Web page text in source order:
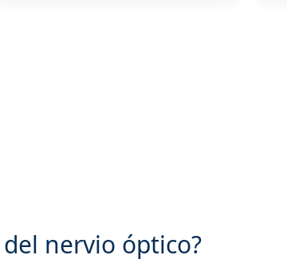
del nervio óptico?